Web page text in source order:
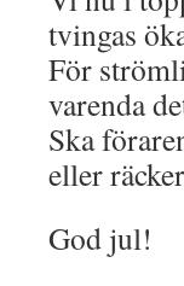
tvingas
För
varenda
Ska
eller
God jul!